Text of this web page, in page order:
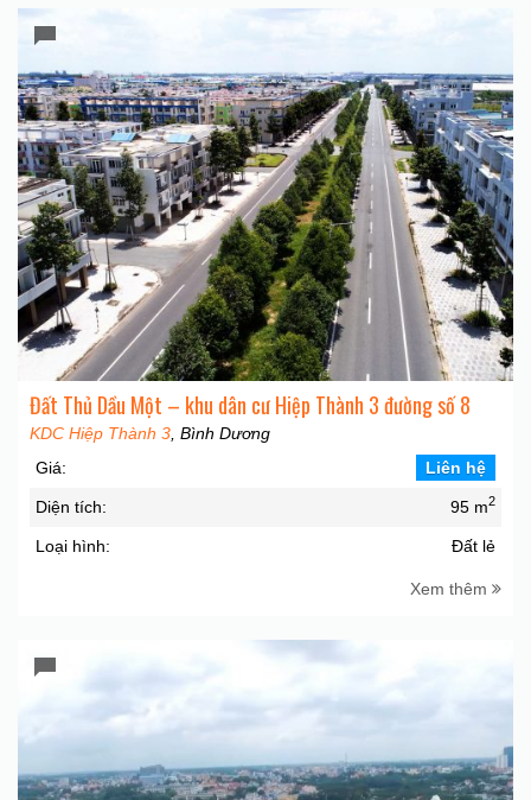
Đất Thủ Dầu Một – khu dân cư Hiệp Thành 3 đường số 8
KDC Hiệp Thành 3 , Bình Dương
Giá:
Liên hệ
Diện tích: 95 m2
Loại hình: Đất lẻ
Xem thêm